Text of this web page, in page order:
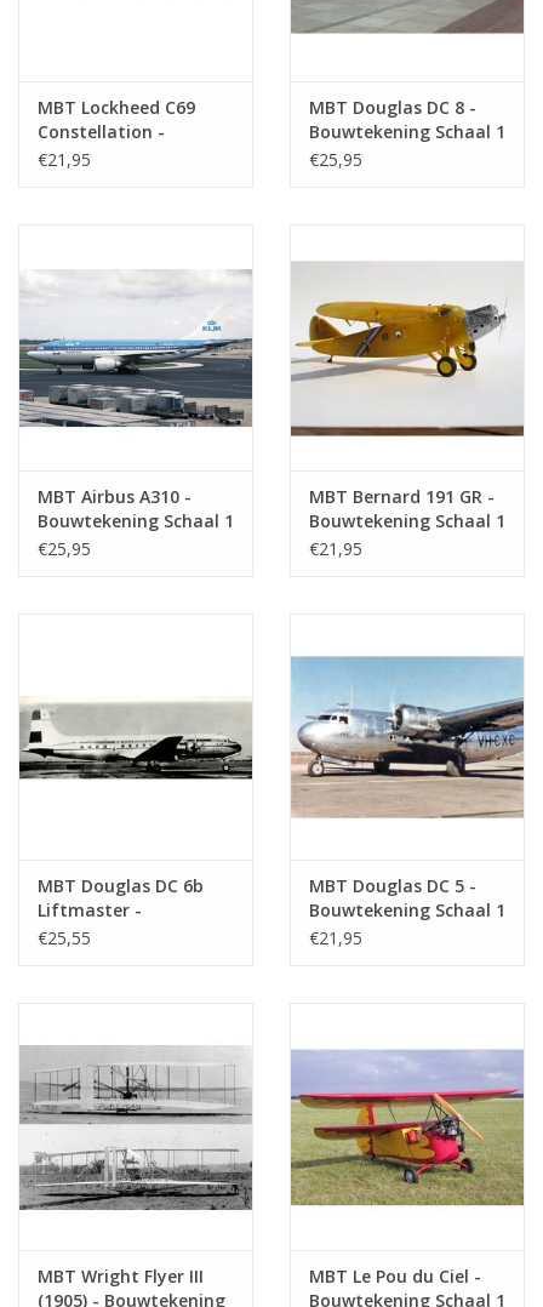
MBT Lockheed C69
Constellation -
Bouwtekening Schaal 1
€21,95
MBT Douglas DC 8 -
Bouwtekening Schaal 1
: 100 (50.02.004)
€25,95
MBT Airbus A310 -
Bouwtekening Schaal 1
: 100 (50.02.014)
€25,95
MBT Bernard 191 GR -
Bouwtekening Schaal 1
: 36 (50.02.006)
€21,95
MBT Douglas DC 6b
Liftmaster -
Bouwtekening Schaal 1
€25,55
MBT Douglas DC 5 -
Bouwtekening Schaal 1
: 72 (50.02.009)
€21,95
MBT Wright Flyer III
(1905) - Bouwtekening
MBT Le Pou du Ciel -
Bouwtekening Schaal 1